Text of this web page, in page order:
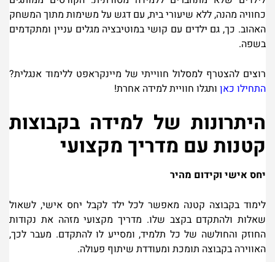
כחוויה מהנה, ללא שיעורי בית, עם דגש על משימות מתוך המשחק
האהוב. כך, גם ילדים עם קושי במוטיבציה מגלים עניין ומתקדמים
בשפה.
רוצים להצטרף למסלול חווייתי של מיינקראפט ללימוד אנגלית?
התחילו כאן ותגלו חוויית למידה אחרת!
היתרונות של למידה בקבוצות
קטנות עם מדריך מקצועי
יחס אישי וקידום מהיר
לימוד בקבוצה קטנה מאפשר לכל ילד לקבל יחס אישי, לשאול
שאלות ולהתקדם בקצב שלו. מדריך מקצועי מזהה את נקודות
החוזק והחולשה של כל תלמיד, ומסייע לו להתקדם. מעבר לכך,
האווירה בקבוצה תומכת ומעודדת שיתוף פעולה.